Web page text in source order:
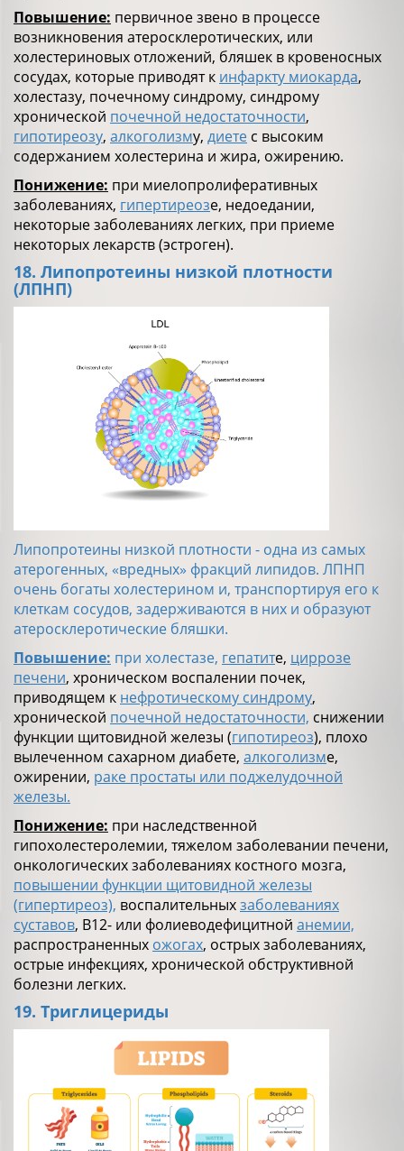
Повышение: первичное звено в процессе
возникновения атеросклеротических, или
холестериновых отложений, бляшек в кровеносных
сосудах, которые приводят к инфаркту миокарда,
холестазу, почечному синдрому, синдрому
хронической почечной недостаточности,
гипотиреозу, алкоголизму, диете с высоким
содержанием холестерина и жира, ожирению.
Понижение: при миелопролиферативных
заболеваниях, гипертиреозе, недоедании,
некоторые заболеваниях легких, при приеме
некоторых лекарств (эстроген).
18. Липопротеины низкой плотности
(ЛПНП)
Липопротеины низкой плотности - одна из самых
атерогенных, «вредных» фракций липидов. ЛПНП
очень богаты холестерином и, транспортируя его к
клеткам сосудов, задерживаются в них и образуют
атеросклеротические бляшки.
Повышение: при холестазе, гепатите, циррозе
печени, хроническом воспалении почек,
приводящем к нефротическому синдрому,
хронической почечной недостаточности, снижении
функции щитовидной железы (гипотиреоз), плохо
вылеченном сахарном диабете, алкоголизме,
ожирении, раке простаты или поджелудочной
железы.
Понижение: при наследственной
гипохолестеролемии, тяжелом заболевании печени,
онкологических заболеваниях костного мозга,
повышении функции щитовидной железы
(гипертиреоз), воспалительныхзаболеваниях
суставов, B12- или фолиеводефицитной анемии,
распространенных ожогах, острых заболеваниях,
острые инфекциях, хронической обструктивной
болезни легких.
19. Триглицериды